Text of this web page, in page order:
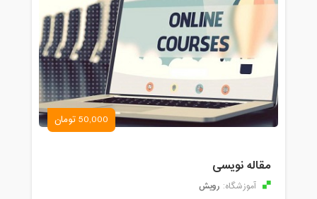
50,000 تومان
مقاله نویسی
آموزشگاه: رویش